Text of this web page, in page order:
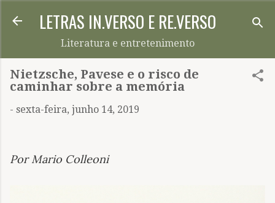
Pular para o conteúdo principal
LETRAS IN.VERSO E RE.VERSO
Literatura e entretenimento
Nietzsche, Pavese e o risco de
caminhar sobre a memória
- sexta-feira, junho 14, 2019
Por Mario Colleoni